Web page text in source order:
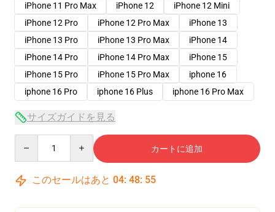
iPhone 11 Pro Max
iPhone 12
iPhone 12 Mini
iPhone 12 Pro
iPhone 12 Pro Max
iPhone 13
iPhone 13 Pro
iPhone 13 Pro Max
iPhone 14
iPhone 14 Pro
iPhone 14 Pro Max
iPhone 15
iPhone 15 Pro
iPhone 15 Pro Max
iphone 16
iphone 16 Pro
iphone 16 Plus iphone 16 Pro Max
サイズガイドを見る
カートに追加
このセールはあと 04: 48: 54